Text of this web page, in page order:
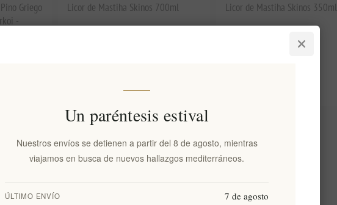
Griego
-
de
Licor de Mastiha Skinos 700ml
equivale a €28,43 por 1 lt
Licor de Mastiha Skinos 350ml
Un paréntesis estival
Nuestros envíos se detienen a partir del 8 de agosto, mientras
viajamos en busca de nuevos hallazgos mediterráneos.
ÚLTIMO ENVÍO 7 de agosto